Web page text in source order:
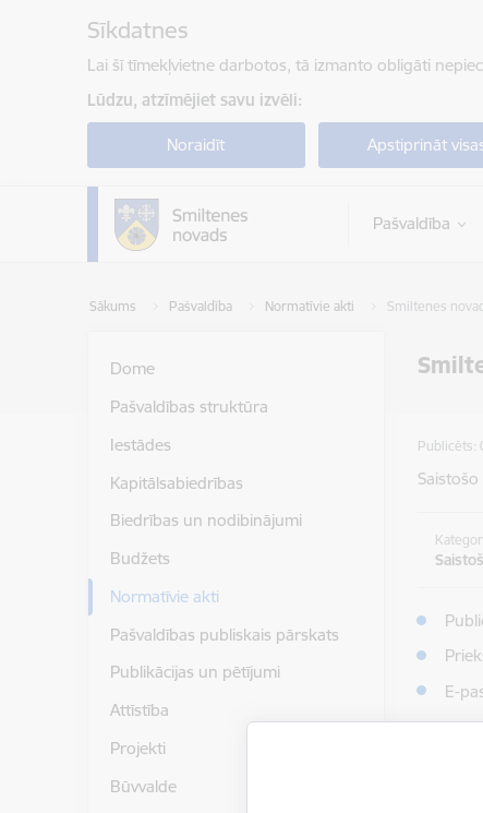
Sīkdatnes
Lai šī tīmekļvietne darbotos, tā izmanto obligāti
Lūdzu, atzīmējiet savu izvēli:
Noraidīt Apstiprināt
Pašvaldība
Sākums Pašvaldība Normatīvie akti Smiltenes
Dome
Pašvaldības struktūra
Iestādes
Kapitālsabiedrības
Biedrības un nodibinājumi
Budžets
Normatīvie akti
Pašvaldības publiskais pārskats
Publikācijas un pētījumi
Attīstība
Projekti
Būvvalde
Publicēts:
E-